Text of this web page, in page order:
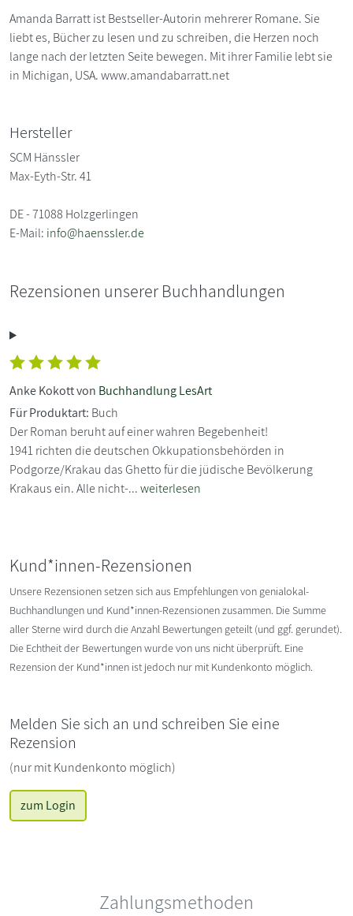
Amanda Barratt ist Bestseller-Autorin mehrerer Romane. Sie
liebt es, Bücher zu lesen und zu schreiben, die Herzen noch
lange nach der letzten Seite bewegen. Mit ihrer Familie lebt sie
in Michigan, USA. www.amandabarratt.net
Hersteller
SCM Hänssler
Max-Eyth-Str. 41
DE - 71088 Holzgerlingen
E-Mail: info@haenssler.de
Rezensionen unserer Buchhandlungen
Anke Kokott von Buchhandlung LesArt
Für Produktart: Buch
Der Roman beruht auf einer wahren Begebenheit!
1941 richten die deutschen Okkupationsbehörden in
Podgorze/Krakau das Ghetto für die jüdische Bevölkerung
Krakaus ein. Alle nicht-...weiterlesen
Kund*innen-Rezensionen
Unsere Rezensionen setzen sich aus Empfehlungen von genialokal-
Buchhandlungen und Kund*innen-Rezensionen zusammen. Die Summe
aller Sterne wird durch die Anzahl Bewertungen geteilt (und ggf. gerundet).
Die Echtheit der Bewertungen wurde von uns nicht überprüft. Eine
Rezension der Kund*innen ist jedoch nur mit Kundenkonto möglich.
Melden Sie sich an und schreiben Sie eine
Rezension
(nur mit Kundenkonto möglich)
zum Login
Zahlungsmethoden